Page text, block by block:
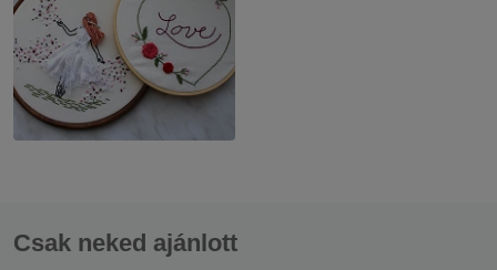
Csak neked ajánlott